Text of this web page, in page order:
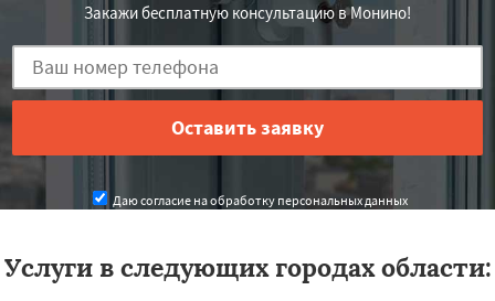
Закажи бесплатную консультацию в Монино!
Даю согласие на обработку персональных данных
Услуги в следующих городах области: